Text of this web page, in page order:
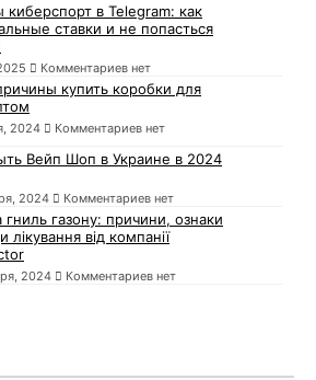
киберспорт в Telegram: как
ставки и не попасться
Комментариев нет
купить коробки для
2024 Комментариев нет
Вейп Шоп в Украине в 2024
2024 Комментариев нет
гниль газону: причини, ознаки
лікування від компанії
2024 Комментариев нет